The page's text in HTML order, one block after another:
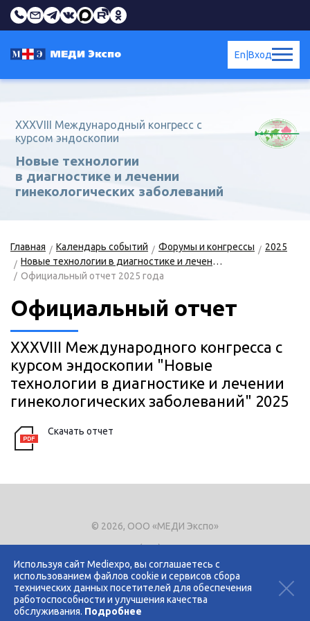
Используя сайт Mediexpo, вы соглашаетесь с
использованием файлов cookie и сервисов сбора
технических данных посетителей для обеспечения
работоспособности и улучшения качества
обслуживания. Подробнее
Вход
En
XXXVIII Международный конгресс с
курсом эндоскопии
Новые технологии
в диагностике и лечении
гинекологических заболеваний
Главная Календарь событий Форумы и конгрессы
2025
Новые технологии в диагностике и лечении гинекологических заболеваний
Официальный отчет 2025 года
Официальный отчет
XXXVIII Международного конгресса с
курсом эндоскопии "Новые
технологии в диагностике и лечении
гинекологических заболеваний" 2025
Скачать отчет
© 2026, ООО «МЕДИ Экспо»
Тел.+7 (495) 721-8866
E-mail:expo@mediexpo.ru
Контакты
Политика использования cookies
Политика конфиденциальности